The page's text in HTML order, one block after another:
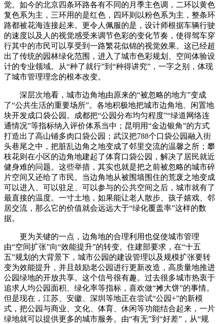
觉。如今的北京四条环路各有不同的月季主色调，二环以黄色
复色系为主，三环用的是红色，四环则以粉色系为主，整条环
路都被花海连接起来。更令人佩服的是，设计师根据车辆行驶
的速度以及人的视觉感受来调节色彩的变化节奏，使得驾车穿
行其中的市民可以享受到一路繁花似锦的视觉效果。这已经超
出了传统的园林绿化范围，进入了城市色彩规划、空间体验设
计的专业领域。从“种了就行”到“种得讲究”，一字之别，体现
了城市管理理念的根本改变。
深层次地看，城市边角地由原来的“被忽略的地方”变成
了“公共生活的重要场所”。各地积极地把城市边角地、闲置地
块开发成口袋公园。成都把“公园分布均匀程度”“绿道网络连
通情况”等指标纳入评价体系当中；昆明用“金边银角”的方式
打造出了高山铺多肉口袋公园；武汉把788个口袋公园融入街
头巷尾之中，把脏乱边角之地变成了邻里交流的温馨之所；攀
枝花则在小区的边角地建起了体育口袋公园，解决了居民就近
健身难的问题。这些举措，其实也就是把之前被忽略的城市碎
片空间又还给了市民。当边角地从被围墙围住的荒废之地变成
可以进入、可以驻足、可以参与的公共空间之后，城市就有了
最直接的温度。一寸土地，如果能让老人散步、孩子嬉戏、邻
居交流，那么它的价值就会远远大于“绿化覆盖率”这样的数
据。
更为关键的一点，边角地的合理利用也促使城市管理
由“空间扩张”向“效能提升”的转变。住建部要求，在“十五
五”规划的大背景下，城市公园的建设管理以及规模扩张要转
变为效能提升，并且鼓励老公园进行更新改造，高质量地推进
公园绿地的开放共享。这个信号很有趣。过去很多城市热衷于
追求人均公园面积、绿化率等指标，喜欢做“摊大饼”的事情。
但是现在，江苏、安徽、深圳等地正在尝试“公园+”的新模
式，把公园与商业、文化、体育、休闲等功能结合起来，一片
绿地就可以提供更多的城市服务。由“有无”到“好差”，从“规